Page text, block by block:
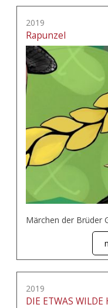
2019
Rapunzel
Märchen der Brüder
2019
DIE ETWAS